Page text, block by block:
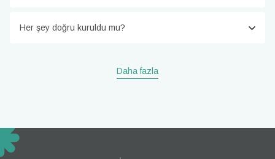
Her şey doğru kuruldu mu?
Daha fazla